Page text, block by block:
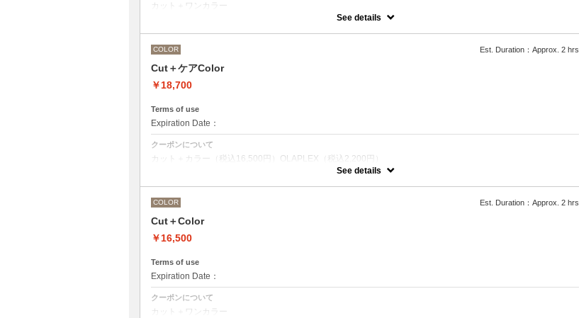
カット＋ワンカラー
●髪の長さにより別途ロング料金を頂戴いたします。
M ¥＋1100 L¥＋1650 LL¥＋2200
●ポイントカラーなどのデザインカラーをご希望の場合、最終受付時間が異なりますので、別メニューをお選び
See details
COLOR Est. Duration：Approx. 2 hrs
Cut＋ケアColor
￥18,700
Terms of use
Expiration Date：
クーポンについて
カット＋カラー（税込16,500円）OLAPLEX（税込2,200円）
OLAPLEXを使うことでダメージを軽減させ、髪にツヤ、はりを与えます。
M ¥＋1100 L¥＋1650 LL¥＋2200
●ポイントカラーなどのデザインカラーをご希望の場合、最終受付時間が異なりますので、別メニューをお選び
ください。
See details
COLOR Est. Duration：Approx. 2 hrs
Cut＋Color
￥16,500
Terms of use
Expiration Date：
クーポンについて
カット＋ワンカラー